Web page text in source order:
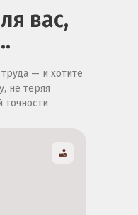
вас,
— и хотите
не теряя
точности